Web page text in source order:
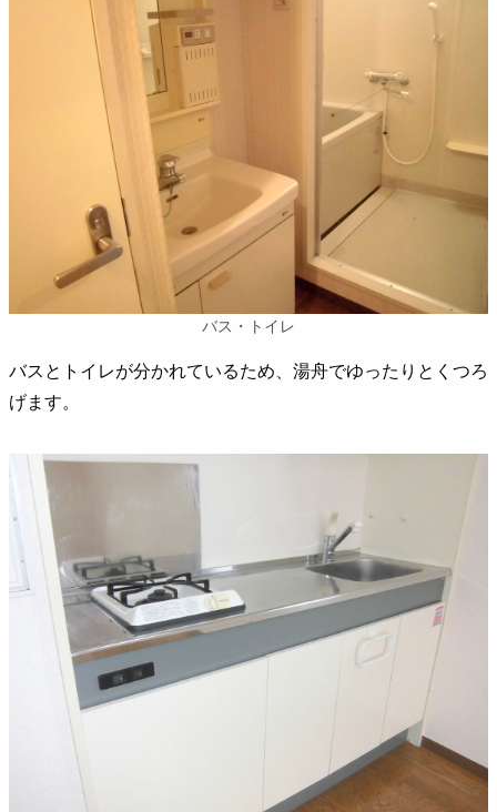
バス・トイレ
バスとトイレが分かれているため、湯舟でゆったりとくつろ
げます。